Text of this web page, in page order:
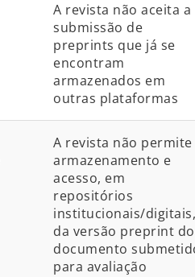
A revista não aceita a
submissão de
preprints que já se
encontram
armazenados em
outras plataformas
A revista não
armazenamento e
acesso, em
repositórios
institucionais/digitais,
da versão preprint do
documento
para avaliação